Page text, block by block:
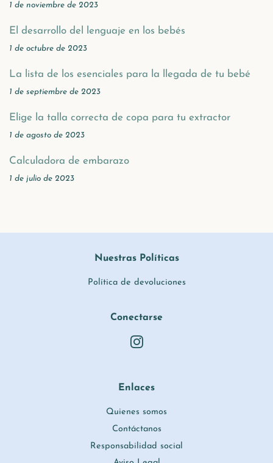
1 de noviembre de 2023
El desarrollo del lenguaje en los bebés
1 de octubre de 2023
La lista de los esenciales para la llegada de tu bebé
1 de septiembre de 2023
Elige la talla correcta de copa para tu extractor
1 de agosto de 2023
Calculadora de embarazo
1 de julio de 2023
Nuestras Políticas
Política de devoluciones
Conectarse
Enlaces
Quienes somos
Contáctanos
Responsabilidad social